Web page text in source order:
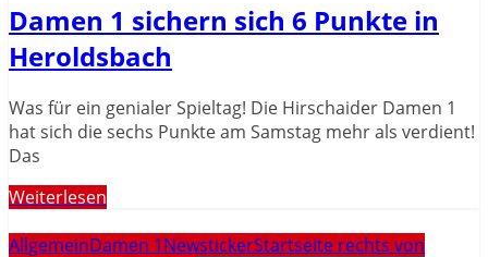
Damen 1 sichern sich 6 Punkte in
Heroldsbach
Was für ein genialer Spieltag! Die Hirschaider Damen 1
hat sich die sechs Punkte am Samstag mehr als verdient!
Das
Weiterlesen
AllgemeinDamen 1NewstickerStartseite rechts von